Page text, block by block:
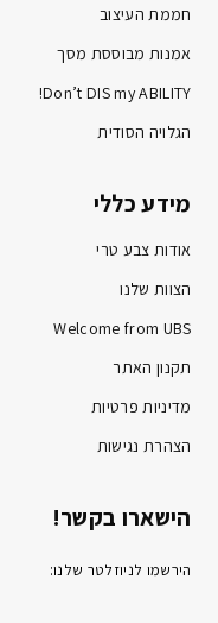
חממת העיצוב
אמנות מבוססת מסך
Don’t DIS my ABILITY!
הגלויה הסודית
מידע כללי
אודות צבע טרי
הצוות שלנו
Welcome from UBS
תקנון האתר
מדיניות פרטיות
הצהרת נגישות
הישארו בקשר!
הירשמו לניוזלטר שלנו: